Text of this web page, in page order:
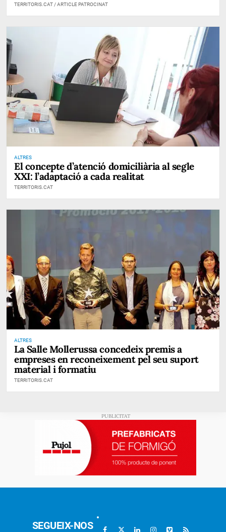
TERRITORIS.CAT / ARTICLE PATROCINAT
ALTRES
El concepte d’atenció domiciliària al segle
XXI: l’adaptació a cada realitat
TERRITORIS.CAT
ALTRES
La Salle Mollerussa concedeix premis a
empreses en reconeixement pel seu suport
material i formatiu
TERRITORIS.CAT
SEGUEIX-NOS